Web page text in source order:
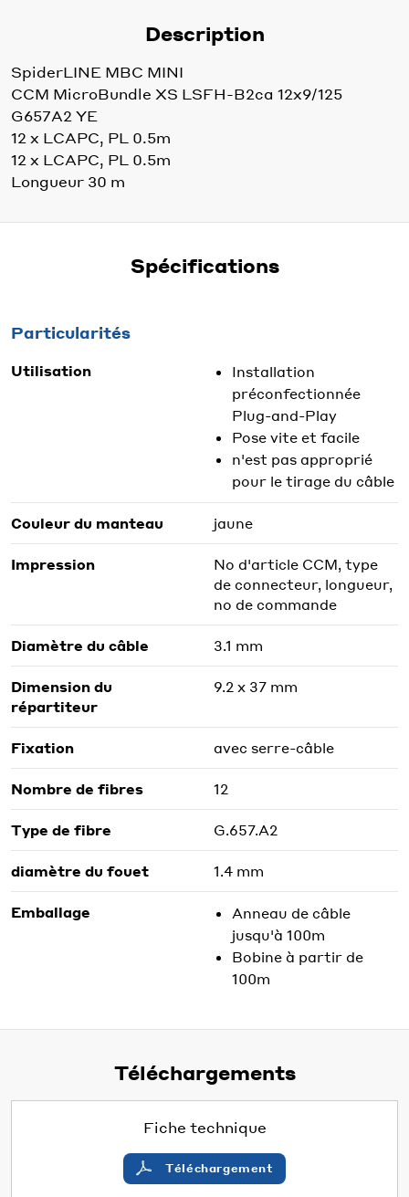
Description
SpiderLINE MBC MINI
CCM MicroBundle XS LSFH-B2ca 12x9/125
G657A2 YE
12 x LCAPC, PL 0.5m
12 x LCAPC, PL 0.5m
Longueur 30 m
Spécifications
Particularités
Utilisation
Installation
préconfectionnée
Plug-and-Play
Pose vite et facile
n'est pas approprié
pour le tirage du câble
Couleur du manteau jaune
Impression
No d'article CCM, type
de connecteur, longueur,
no de commande
Diamètre du câble 3.1 mm
Dimension du
répartiteur
9.2 x 37 mm
Fixation avec serre-câble
Nombre de fibres 12
Type de fibre G.657.A2
diamètre du fouet 1.4 mm
Emballage
Anneau de câble
jusqu'à 100m
Bobine à partir de
100m
Téléchargements
Fiche technique
Téléchargement